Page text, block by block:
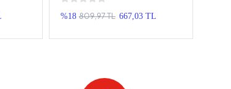
%18 809,97 TL 667,03 TL